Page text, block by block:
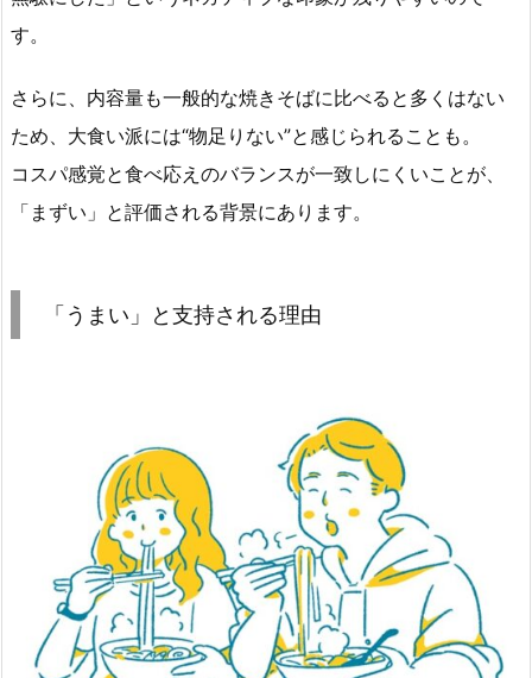
す。
さらに、内容量も一般的な焼きそばに比べると多くはない
ため、大食い派には“物足りない”と感じられることも。
コスパ感覚と食べ応えのバランスが一致しにくいことが、
「まずい」と評価される背景にあります。
「うまい」と支持される理由